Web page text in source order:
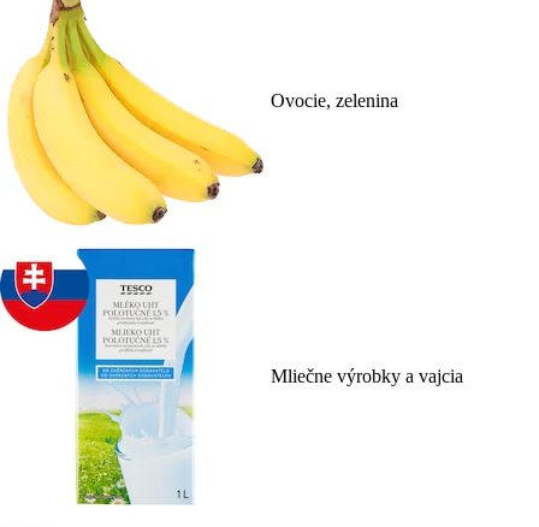
Ovocie, zelenina
Mliečne výrobky a vajcia